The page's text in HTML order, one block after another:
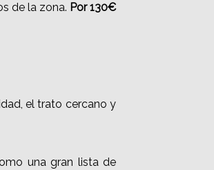
de la zona. Por 130€
el trato cercano y
una gran lista de